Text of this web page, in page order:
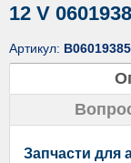
12 V
Артикул:
Запчасти для